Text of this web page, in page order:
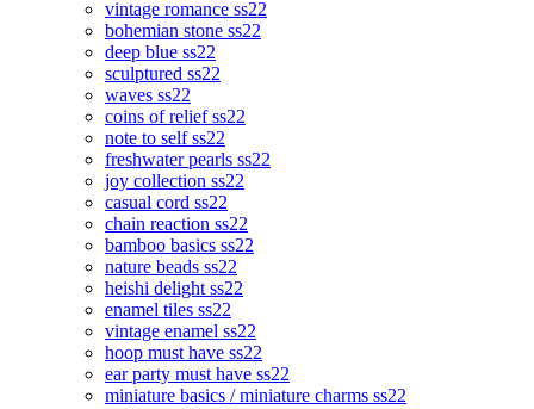
vintage romance ss22
bohemian stone ss22
deep blue ss22
sculptured ss22
waves ss22
coins of relief ss22
note to self ss22
freshwater pearls ss22
joy collection ss22
casual cord ss22
chain reaction ss22
bamboo basics ss22
nature beads ss22
heishi delight ss22
enamel tiles ss22
vintage enamel ss22
hoop must have ss22
ear party must have ss22
miniature basics / miniature charms ss22